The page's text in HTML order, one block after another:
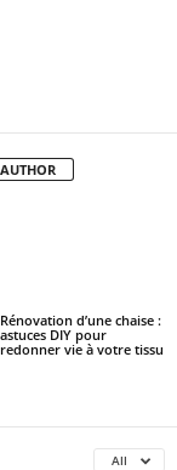
Rénovation d’une chaise :
astuces DIY pour
redonner vie à votre tissu
All